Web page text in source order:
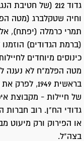
גדוד 212 (של
וחיה שטקלברג (מטה
תמרי כרמלה (יפתח),
(ברמת הגדודים) הוזמנו
כינוסים מיוחדים
מטה הפלמ"ח לא נענה
בראשית
של חיילות - מקבוצת
גדודי הח"ן. רוב חברות
או הפירוק ורק מיעוט
בצה"ל.